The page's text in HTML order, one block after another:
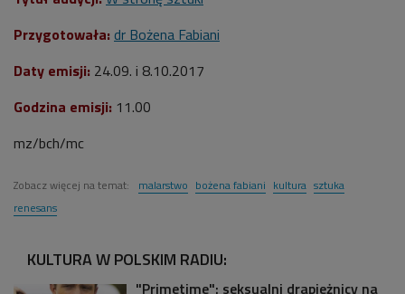
Przygotowała: dr Bożena Fabiani
Daty emisji: 24.09. i 8.10.2017
Godzina emisji: 11.00
mz/bch/mc
Zobacz więcej na temat: malarstwo bożena fabiani kultura sztuka
renesans
KULTURA W POLSKIM RADIU:
"Primetime": seksualni drapieżnicy na